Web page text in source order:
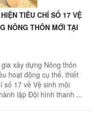
TIÊU CHÍ SỐ 17 VỆ
NÔNG THÔN MỚI TẠI
xây dựng Nông thôn
hoạt động cụ thể, thiết
số 17 về Vệ sinh môi
lập Đội hình thanh ...